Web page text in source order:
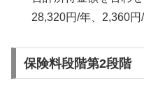
28,320円/年、2,360円/
保険料段階第2段階